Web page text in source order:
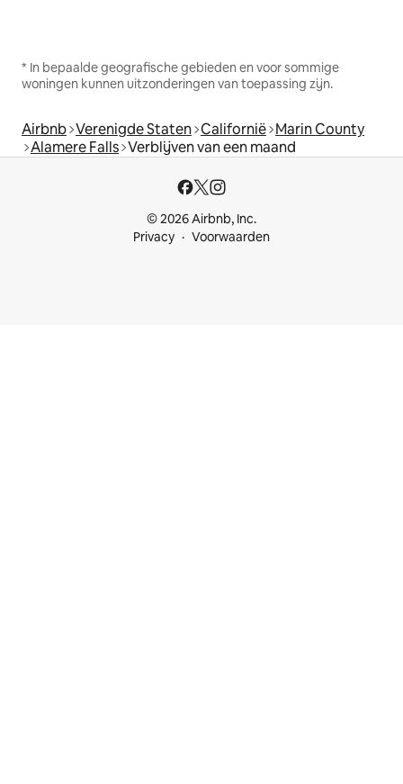
* In bepaalde geografische gebieden en voor sommige
woningen kunnen uitzonderingen van toepassing zijn.
Airbnb Verenigde Staten Californië Marin County
Alamere Falls Verblijven van een maand
© 2026 Airbnb, Inc.
Privacy
Voorwaarden